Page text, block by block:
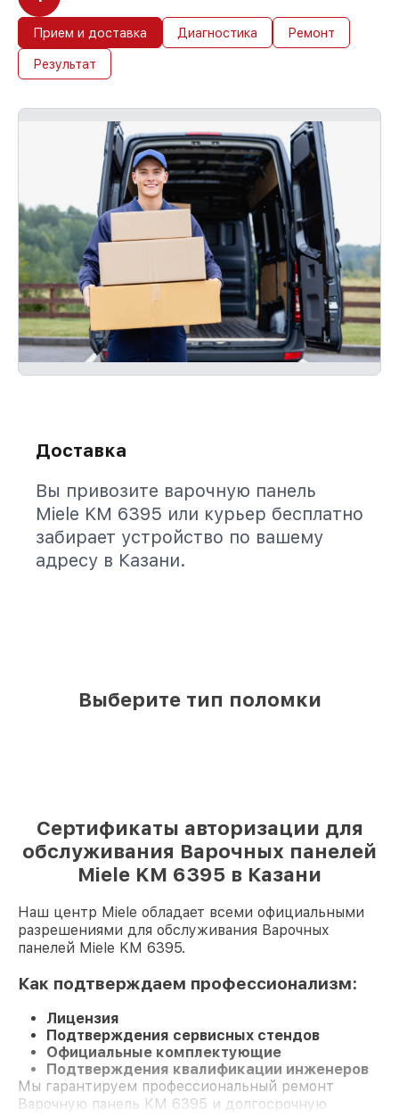
Прием и доставка Диагностика Ремонт
Результат
Доставка
Вы привозите варочную панель
Miele KM 6395 или курьер бесплатно
забирает устройство по вашему
адресу в Казани.
Выберите тип поломки
Сертификаты авторизации для
обслуживания Варочных панелей
Miele KM 6395 в Казани
Наш центр Miele обладает всеми официальными
разрешениями для обслуживания Варочных
панелей Miele KM 6395.
Как подтверждаем профессионализм:
Лицензия
Подтверждения сервисных стендов
Официальные комплектующие
Подтверждения квалификации инженеров
Мы гарантируем профессиональный ремонт
Варочную панель KM 6395 и долгосрочную